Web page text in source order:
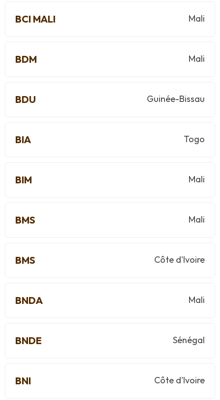
BCI MALI Mali
BDM Mali
BDU Guinée-Bissau
BIA Togo
BIM Mali
BMS Mali
BMS Côte d'Ivoire
BNDA Mali
BNDE Sénégal
BNI Côte d'Ivoire